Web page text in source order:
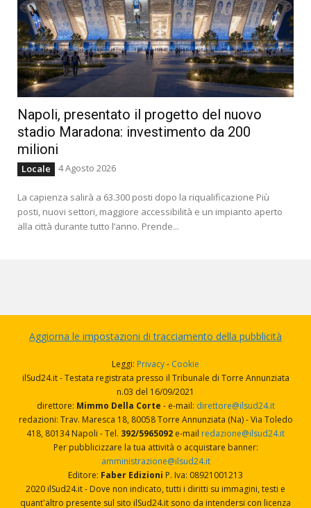
Napoli, presentato il progetto del nuovo
stadio Maradona: investimento da 200
milioni
Locale 4 Agosto 2026
La capienza salirà a 63.300 posti dopo la riqualificazione Più
posti, nuovi settori, maggiore accessibilità e un impianto aperto
alla città durante tutto l’anno. Prende...
Aggiorna le impostazioni di tracciamento della pubblicità
Leggi: Privacy- Cookie
ilSud24.it - Testata registrata presso il Tribunale di Torre Annunziata
n.03 del 16/09/2021
direttore: Mimmo Della Corte - e-mail: direttore@ilsud24.it
redazioni: Trav. Maresca 18, 80058 Torre Annunziata (Na) - Via Toledo
418, 80134 Napoli - Tel. 392/5965092 e-mail redazione@ilsud24.it
Per pubblicizzare la tua attività o acquistare banner:
amministrazione@ilsud24.it
Editore: Faber Edizioni P. Iva: 08921001213
2020 ilSud24.it - Dove non indicato, tutti i diritti su immagini, testi e
quant'altro presente sul sito ilSud24.it sono da intendersi con licenza